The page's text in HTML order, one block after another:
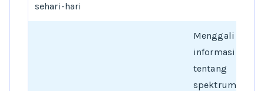
sehari-hari
Menggali
informasi
tentang
spektrum